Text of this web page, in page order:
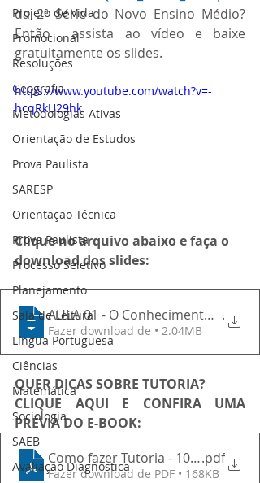
Projeto de Vida
Promocional
Resoluções
Geografia
Metodologias Ativas
Orientação de Estudos
Prova Paulista
SARESP
Orientação Técnica
Prova Paulista
Processo Seletivo
Planejamento
Sala de Leitura
Língua Portuguesa
Ciências
Matemática
Sociologia
SAEB
Avaliação Diagnóstica
da 2ª Série do Novo Ensino Médio?
Então  assista ao vídeo e baixe
gratuitamente os slides.
https://www.youtube.com/watch?v=-
hcqRkU29hk
Clique no arquivo abaixo e faça o
download dos slides:
AULA 01 - O Conhecimento .
Fazer download de • 2.04MB
QUER DICAS SOBRE TUTORIA?
CLIQUE AQUI E CONFIRA UMA
PRÉVIA DO E-BOOK:
Como fazer Tutoria - 10 Roteiros
.pdf
Fazer download de PDF • 168KB